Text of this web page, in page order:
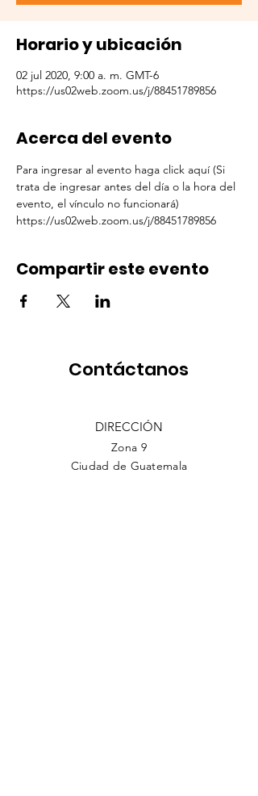
Horario y ubicación
02 jul 2020, 9:00 a. m. GMT-6
https://us02web.zoom.us/j/88451789856
Acerca del evento
Para ingresar al evento haga click aquí (Si
trata de ingresar antes del día o la hora del
evento, el vínculo no funcionará)
https://us02web.zoom.us/j/88451789856
Compartir este evento
Contáctanos
DIRECCIÓN
Zona 9
Ciudad de Guatemala